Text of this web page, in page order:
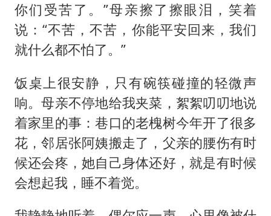
你们受苦了。”母亲擦了擦眼泪，笑着
说：“不苦，不苦，你能平安回来，我们
就什么都不怕了。”
饭桌上很安静，只有碗筷碰撞的轻微声
响。母亲不停地给我夹菜，絮絮叨叨地说
着家里的事：巷口的老槐树今年开了很多
花，邻居张阿姨搬走了，父亲的腰伤有时
候还会疼，她自己身体还好，就是有时候
会想起我，睡不着觉。